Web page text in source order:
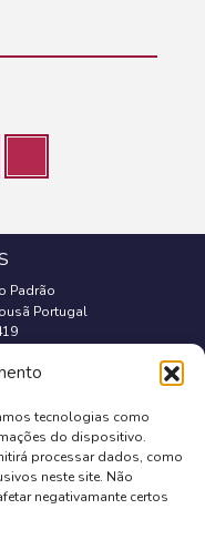
tecnologias como
do dispositivo.
processar dados, como
neste site. Não
negativamante certos
Padrão
Portugal
nacional)